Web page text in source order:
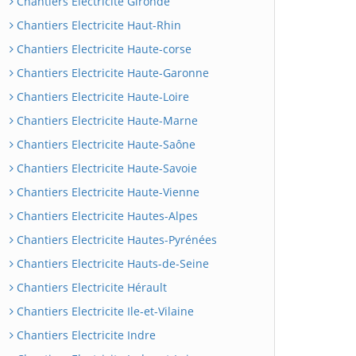
Chantiers Electricite Haut-Rhin
Chantiers Electricite Haute-corse
Chantiers Electricite Haute-Garonne
Chantiers Electricite Haute-Loire
Chantiers Electricite Haute-Marne
Chantiers Electricite Haute-Saône
Chantiers Electricite Haute-Savoie
Chantiers Electricite Haute-Vienne
Chantiers Electricite Hautes-Alpes
Chantiers Electricite Hautes-Pyrénées
Chantiers Electricite Hauts-de-Seine
Chantiers Electricite Hérault
Chantiers Electricite Ile-et-Vilaine
Chantiers Electricite Indre